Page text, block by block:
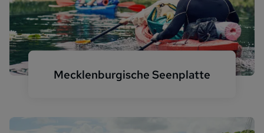
Mecklenburgische Seenplatte